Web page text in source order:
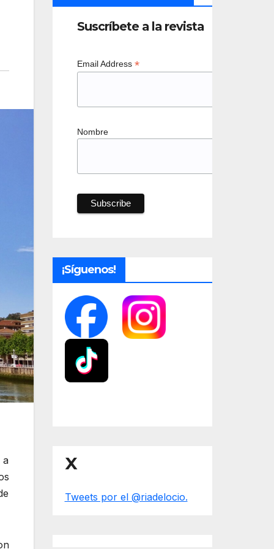
a
Suscríbete a la revista
Email Address *
Nombre
¡Síguenos!
X
Tweets por el @riadelocio.